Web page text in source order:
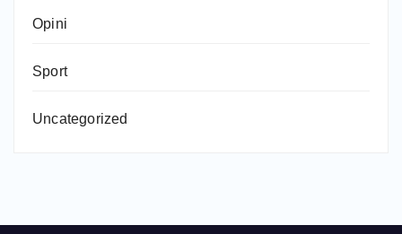
Opini
Sport
Uncategorized